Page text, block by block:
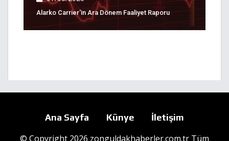
Alarko Carrier'in Ara Dönem Faaliyet Raporu
Ana Sayfa Künye İletişim
© Copyright 2026 zonguldakhaberler.com.tr Tüm